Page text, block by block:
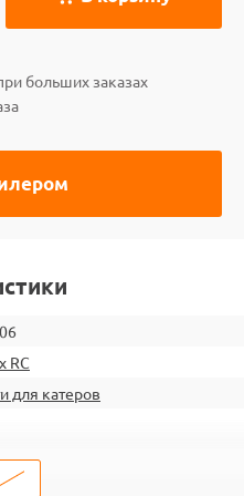
больших заказах
RC
для катеров
для судомоделей